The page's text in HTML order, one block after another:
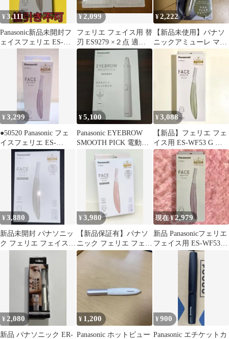
¥3,111
Panasonic新品未開封フ
ェイスフェリエ ES-
WF53-E(ベージュ)
¥ 2,099
フェリエ フェイス用 替
刃 ES9279 ×２点 適用
品番ES-WF53 他
¥2,222
【新品未使用】パナソ
ニックアミューレ マユ
＆フェイスシェーバー
ES2185P-N
¥3,299
●50520 Panasonic フェ
イスフェリエ ES-
WF53-V
¥5,100
Panasonic EYEBROW
SMOOTH PICK 電動眉
¥3,088
【新品】フェリエ フェ
イス用 ES-WF53 G グ
リーン パナソニック 未
開封
¥3,880
新品未開封 パナソニッ
ク フェリエ フェイス用
¥3,980
【新品保証有】パナソ
ニック フェリエ フェイ
スシェーバー ES-WF63
現在 ¥2,979
新品 Panasonicフェリエ
フェイス用 ES-WF53 V
バイオレット
¥ 2,080
新品 パナソニック ER-
¥ 1,200
Panasonic ホットビュー
¥900
Panasonic エチケットカ